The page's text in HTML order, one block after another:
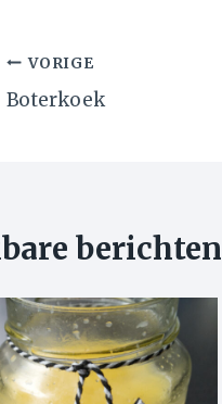
Bericht
navigatie
VORIGE
Boterkoek
berichten